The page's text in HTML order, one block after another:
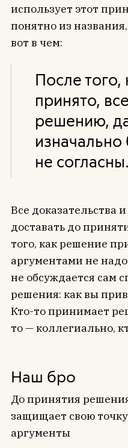
использует этот
понятно из
вот в чем:
После
принято,
решению,
не согласны.
Все доказательства
доставать до
того, как решение
аргументами не
не обсуждается сам
решения: как вы
Кто-то принимает
то — коллегиально,
Наш бро
До принятия
защищает свою
аргументы